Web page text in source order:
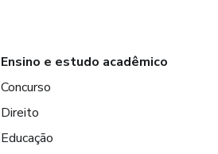
Ensino e estudo acadêmico
Concurso
Direito
Educação